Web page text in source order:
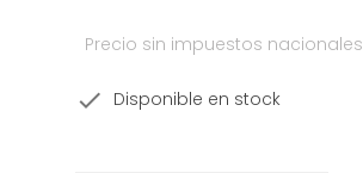
Precio sin impuestos nacionales
Disponible en stock